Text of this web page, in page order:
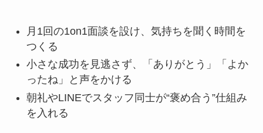
月1回の1on1面談を設け、気持ちを聞く時間を
つくる
小さな成功を見逃さず、「ありがとう」「よか
ったね」と声をかける
朝礼やLINEでスタッフ同士が“褒め合う”仕組み
を入れる